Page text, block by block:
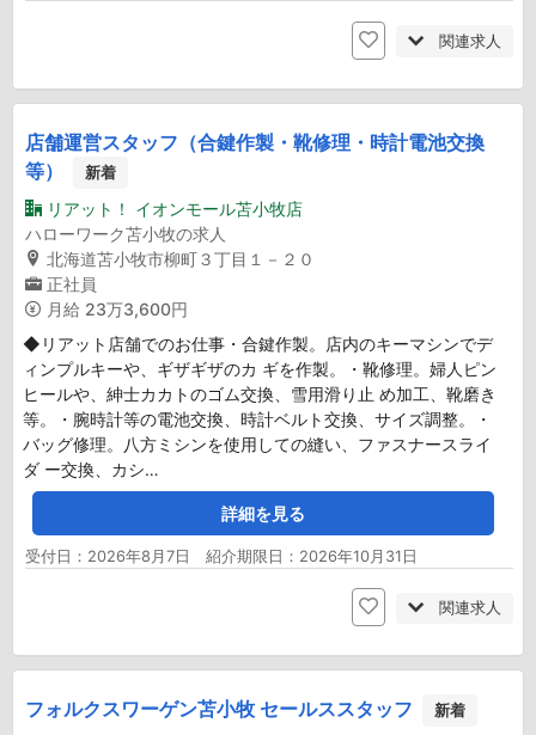
関連求人
店舗運営スタッフ（合鍵作製・靴修理・時計電池交換
等）
新着
リアット！ イオンモール苫小牧店
ハローワーク苫小牧の求人
北海道苫小牧市柳町３丁目１－２０
正社員
月給 23万3,600円
◆リアット店舗でのお仕事・合鍵作製。店内のキーマシンでデ
ィンプルキーや、ギザギザのカ ギを作製。・靴修理。婦人ピン
ヒールや、紳士カカトのゴム交換、雪用滑り止 め加工、靴磨き
等。・腕時計等の電池交換、時計ベルト交換、サイズ調整。・
バッグ修理。八方ミシンを使用しての縫い、ファスナースライ
ダ ー交換、カシ…
詳細を見る
受付日：2026年8月7日 紹介期限日：2026年10月31日
関連求人
フォルクスワーゲン苫小牧 セールススタッフ 新着